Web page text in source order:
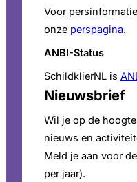
Voor
onze perspagina.
ANBI-Status
SchildklierNL is
Nieuwsbrief
Wil je op de
nieuws en
Meld je aan voor
per jaar).